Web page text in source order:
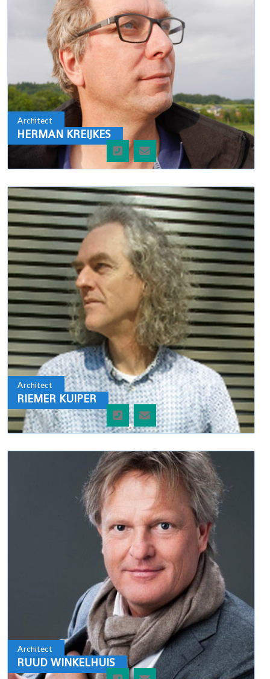
Architect
HERMAN KREIJKES
Architect
RIEMER KUIPER
Architect
RUUD WINKELHUIS